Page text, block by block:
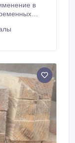
в
наличие
кромок. На
25, 40